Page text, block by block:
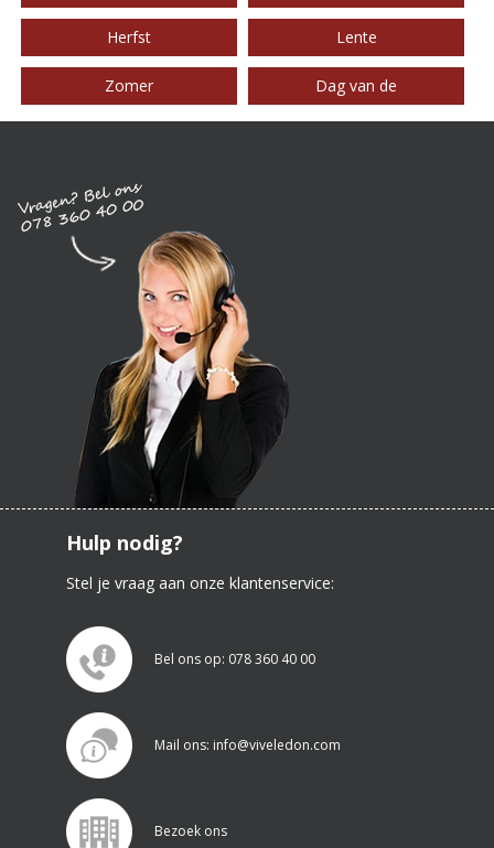
Herfst Lente
Zomer Dag van de
Hulp nodig?
Stel je vraag aan onze klantenservice:
Bel ons op: 078 360 40 00
Mail ons: info@viveledon.com
Bezoek ons